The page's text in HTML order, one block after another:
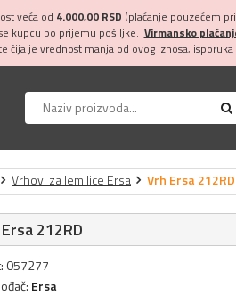
veća od 4.000,00 RSD (plaćanje pouzećem
kupcu po prijemu pošiljke. Virmansko
čija je vrednost manja od ovog iznosa,
Vrhovi za lemilice Ersa Vrh Ersa 212RD
212RD
057277
Ersa